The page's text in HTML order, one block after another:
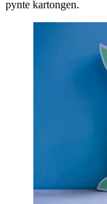
pynte kartongen.